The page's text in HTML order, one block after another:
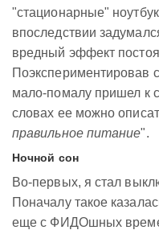
"стационарные"
впоследствии
вредный эффект
Поэкспериментировав
мало-помалу пришел к
словах ее можно
правильное питание".
Ночной сон
Во-первых, я стал
Поначалу такое
еще с ФИДОшных